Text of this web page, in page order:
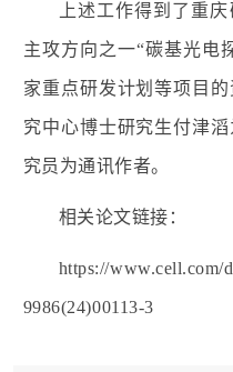
上述工作得到了重
主攻方向之一“碳基光电
家重点研发计划等项目
究中心博士研究生付津
究员为通讯作者。
相关论文链接：
https://www.cell.com/
9986(24)00113-3